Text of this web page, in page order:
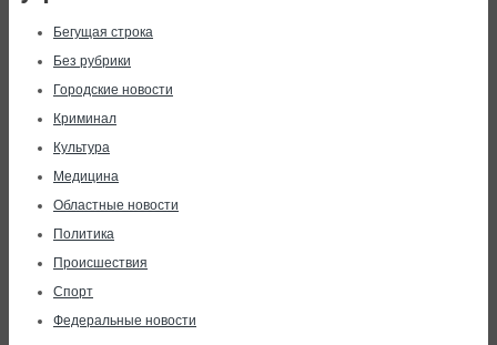
Бегущая строка
Без рубрики
Городские новости
Криминал
Культура
Медицина
Областные новости
Политика
Происшествия
Спорт
Федеральные новости